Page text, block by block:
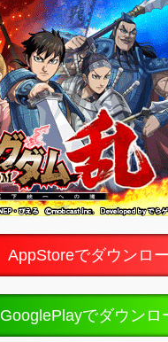
AppStoreでダウンロ
GooglePlayでダウンロ